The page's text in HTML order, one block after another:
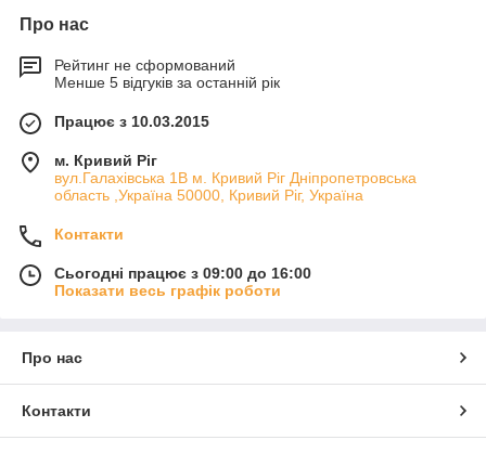
Про нас
Рейтинг не сформований
Менше 5 відгуків за останній рік
Працює з 10.03.2015
м. Кривий Ріг
вул.Галахівська 1В м. Кривий Ріг Дніпропетровська
область ,Україна 50000, Кривий Ріг, Україна
Контакти
Сьогодні працює з 09:00 до 16:00
Показати весь графік роботи
Про нас
Контакти